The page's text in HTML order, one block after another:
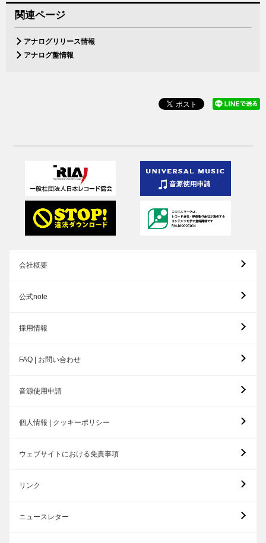
関連ページ
アナログリリース情報
アナログ盤情報
会社概要
公式note
採用情報
FAQ | お問い合わせ
音源使用申請
個人情報 | クッキーポリシー
ウェブサイトにおける免責事項
リンク
ニュースレター